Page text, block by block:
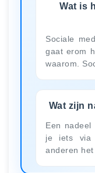
Wat is
Sociale
gaat erom
waarom.
Wat zijn
Een nadeel
je iets via
anderen